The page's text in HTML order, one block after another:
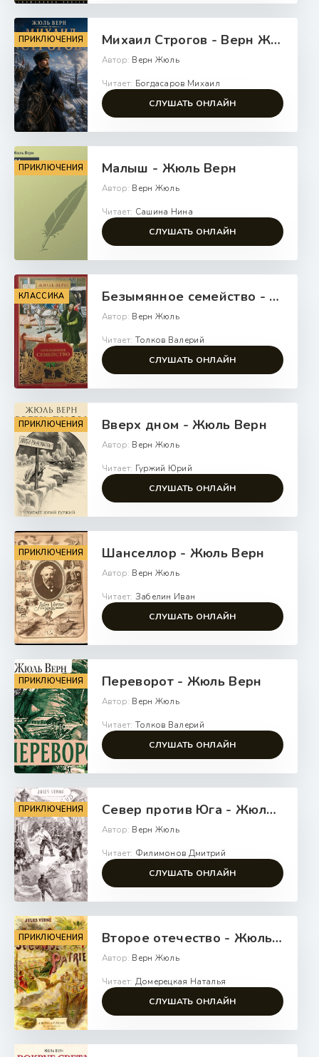
ПРИКЛЮЧЕНИЯ Михаил Строгов - Верн Жюль
Автор: Верн Жюль
Читает: Богдасаров Михаил
СЛУШАТЬ ОНЛАЙН
ПРИКЛЮЧЕНИЯ Малыш - Жюль Верн
Автор: Верн Жюль
Читает: Сашина Нина
СЛУШАТЬ ОНЛАЙН
КЛАССИКА Безымянное семейство - Жюль Верн
Автор: Верн Жюль
Читает: Толков Валерий
СЛУШАТЬ ОНЛАЙН
ПРИКЛЮЧЕНИЯ Вверх дном - Жюль Верн
Автор: Верн Жюль
Читает: Гуржий Юрий
СЛУШАТЬ ОНЛАЙН
ПРИКЛЮЧЕНИЯ Шанселлор - Жюль Верн
Автор: Верн Жюль
Читает: Забелин Иван
СЛУШАТЬ ОНЛАЙН
ПРИКЛЮЧЕНИЯ Переворот - Жюль Верн
Автор: Верн Жюль
Читает: Толков Валерий
СЛУШАТЬ ОНЛАЙН
ПРИКЛЮЧЕНИЯ Север против Юга - Жюль Верн
Автор: Верн Жюль
Читает: Филимонов Дмитрий
СЛУШАТЬ ОНЛАЙН
ПРИКЛЮЧЕНИЯ Второе отечество - Жюль Верн
Автор: Верн Жюль
Читает: Домерецкая Наталья
СЛУШАТЬ ОНЛАЙН